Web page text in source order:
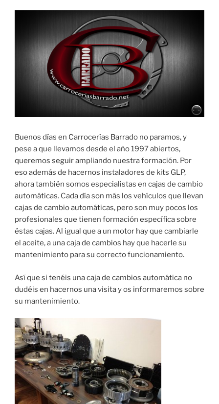
Buenos días en Carrocerías Barrado no paramos, y
pese a que llevamos desde el año 1997 abiertos,
queremos seguir ampliando nuestra formación. Por
eso además de hacernos instaladores de kits GLP,
ahora también somos especialistas en cajas de cambio
automáticas. Cada día son más los vehículos que llevan
cajas de cambio automáticas, pero son muy pocos los
profesionales que tienen formación específica sobre
éstas cajas. Al igual que a un motor hay que cambiarle
el aceite, a una caja de cambios hay que hacerle su
mantenimiento para su correcto funcionamiento.
Así que si tenéis una caja de cambios automática no
dudéis en hacernos una visita y os informaremos sobre
su mantenimiento.